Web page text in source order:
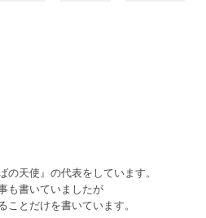
の天使』の代表をしています。
も書いていましたが
ことだけを書いています。